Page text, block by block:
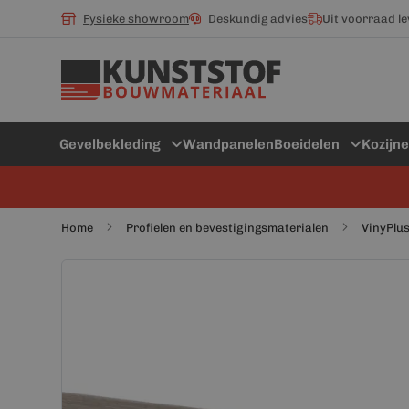
Fysieke showroom Deskundig advies Uit voorraad
Gevelbekleding WandpanelenBoeidelen
Home Profielen en bevestigingsmaterialen
afbeeldingen-
afbeeldingen-